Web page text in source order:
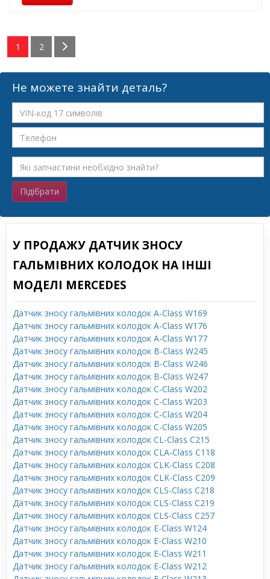
1 2
Не можете знайти деталь?
Підібрати
У ПРОДАЖУ ДАТЧИК ЗНОСУ
ГАЛЬМІВНИХ КОЛОДОК НА ІНШІ
МОДЕЛІ MERCEDES
Датчик зносу гальмівних колодок A-Class W169
Датчик зносу гальмівних колодок A-Class W176
Датчик зносу гальмівних колодок A-Class W177
Датчик зносу гальмівних колодок B-Class W245
Датчик зносу гальмівних колодок B-Class W246
Датчик зносу гальмівних колодок B-Class W247
Датчик зносу гальмівних колодок C-Class W202
Датчик зносу гальмівних колодок C-Class W203
Датчик зносу гальмівних колодок C-Class W204
Датчик зносу гальмівних колодок C-Class W205
Датчик зносу гальмівних колодок CL-Class C215
Датчик зносу гальмівних колодок CLA-Class C118
Датчик зносу гальмівних колодок CLK-Class C208
Датчик зносу гальмівних колодок CLK-Class C209
Датчик зносу гальмівних колодок CLS-Class C218
Датчик зносу гальмівних колодок CLS-Class C219
Датчик зносу гальмівних колодок CLS-Class C257
Датчик зносу гальмівних колодок E-Class W124
Датчик зносу гальмівних колодок E-Class W210
Датчик зносу гальмівних колодок E-Class W211
Датчик зносу гальмівних колодок E-Class W212